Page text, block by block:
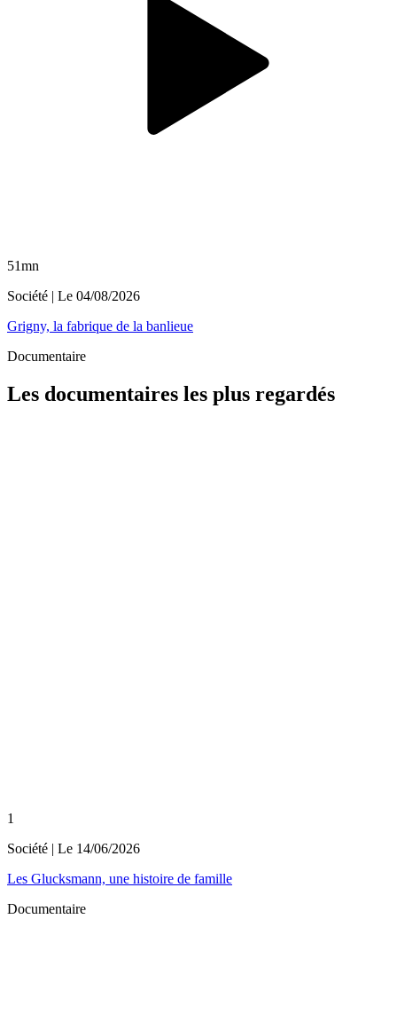
51mn
Société | Le 04/08/2026
Grigny, la fabrique de la banlieue
Documentaire
Les documentaires les plus regardés
1
Société | Le 14/06/2026
Les Glucksmann, une histoire de famille
Documentaire